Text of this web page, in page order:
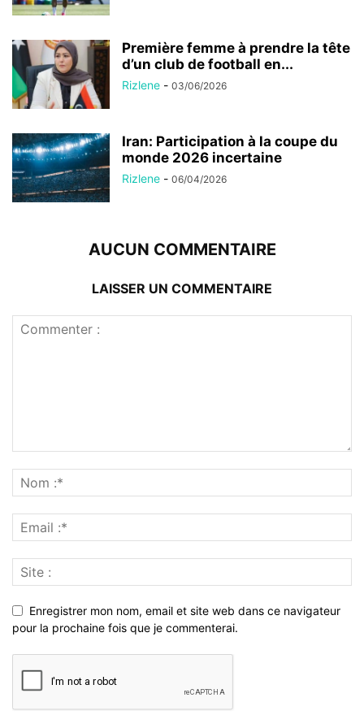
Première femme à prendre la tête
d’un club de football en...
Rizlene - 03/06/2026
Iran: Participation à la coupe du
monde 2026 incertaine
Rizlene - 06/04/2026
AUCUN COMMENTAIRE
LAISSER UN COMMENTAIRE
Enregistrer mon nom, email et site web dans ce navigateur
pour la prochaine fois que je commenterai.